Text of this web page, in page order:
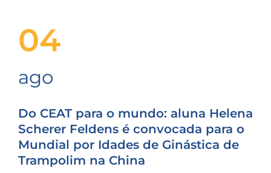
04
ago
Do CEAT para o mundo: aluna Helena
Scherer Feldens é convocada para o
Mundial por Idades de Ginástica de
Trampolim na China